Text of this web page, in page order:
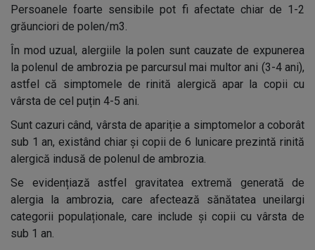
Persoanele foarte sensibile pot fi afectate chiar de 1-2
grăunciori de polen/m3.
În mod uzual, alergiile la polen sunt cauzate de expunerea
la polenul de ambrozia pe parcursul mai multor ani (3-4 ani),
astfel că simptomele de rinită alergică apar la copii cu
vârsta de cel puțin 4-5 ani.
Sunt cazuri când, vârsta de apariție a simptomelor a coborât
sub 1 an, existând chiar și copii de 6 lunicare prezintă rinită
alergică indusă de polenul de ambrozia.
Se evidențiază astfel gravitatea extremă generată de
alergia la ambrozia, care afectează sănătatea uneilargi
categorii populaționale, care include și copii cu vârsta de
sub 1 an.